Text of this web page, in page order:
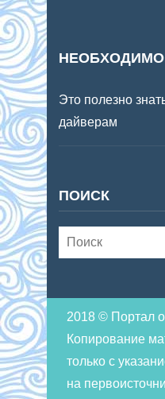
НЕОБХОДИМО
Это полезно
дайверам
ПОИСК
2018 © Портал
Копирование
только с
на